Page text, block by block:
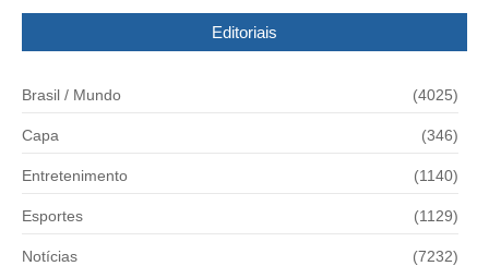
Editoriais
Brasil / Mundo (4025)
Capa (346)
Entretenimento (1140)
Esportes (1129)
Notícias (7232)